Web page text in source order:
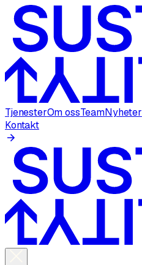
TjenesterOm ossTeamNyheter
Kontakt